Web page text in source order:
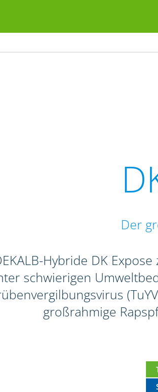
Der
Hybride DK
schwierigen
großrahmige